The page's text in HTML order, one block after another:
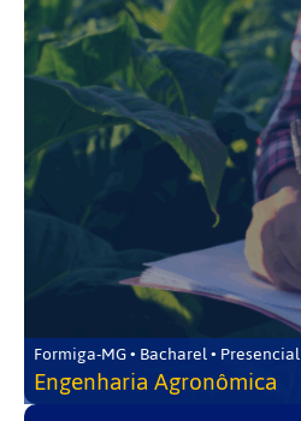
Formiga-MG • Bacharel • Presencial
Engenharia Agronômica